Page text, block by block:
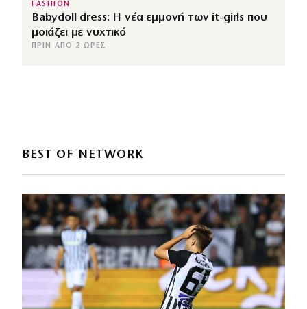
FASHION
Babydoll dress: Η νέα εμμονή των it-girls που
μοιάζει με νυχτικό
ΠΡΙΝ ΑΠΌ 2 ΏΡΕΣ
BEST OF NETWORK